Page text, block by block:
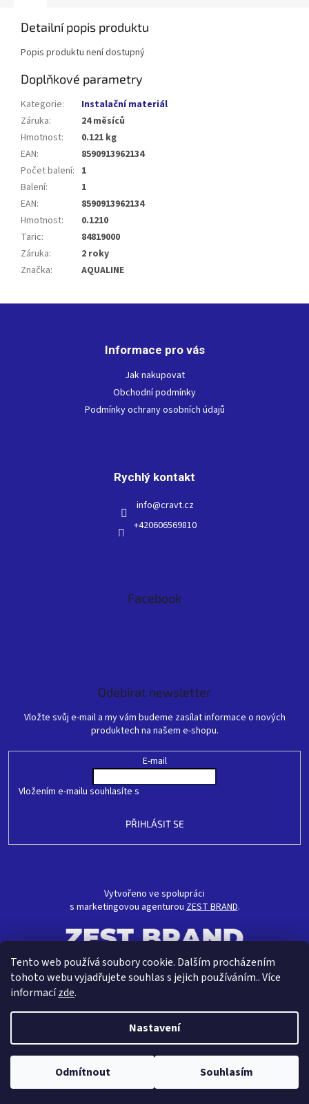
Tento web používá soubory cookie. Dalším procházením
tohoto webu vyjadřujete souhlas s jejich používáním.. Více
informacízde.
Nastavení
Odmítnout Souhlasím
Detailní popis produktu
Popis produktu není dostupný
Doplňkové parametry
Kategorie:
Instalační materiál
Záruka:
24 měsíců
Hmotnost:
0.121 kg
EAN:
8590913962134
Počet balení: 1
Balení:
1
EAN:
8590913962134
Hmotnost:
0.1210
Taric:
84819000
Záruka:
2 roky
Značka: AQUALINE
Informace pro vás
Jak nakupovat
Obchodní podmínky
Podmínky ochrany osobních údajů
Rychlý kontakt
info@cravt.cz
+420606569810
Facebook
Odebírat newsletter
Vložte svůj e-mail a my vám budeme zasílat informace o nových
produktech na našem e-shopu.
E-mail
Vložením e-mailu souhlasíte s
PŘIHLÁSIT SE
Vytvořeno ve spolupráci
s marketingovou agenturou ZEST BRAND.
Vytvořil Shoptet
Copyright 2026CRAVT koupelny s.r.o. . Všechna práva vyhrazena.